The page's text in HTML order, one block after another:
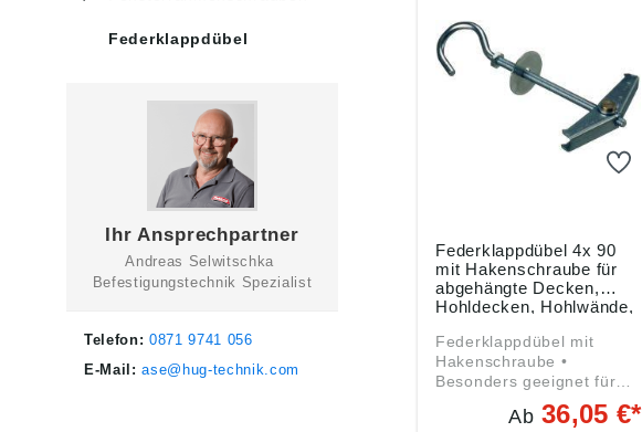
Federklappdübel
Ihr Ansprechpartner
Andreas Selwitschka
Befestigungstechnik Spezialist
Telefon: 0871 9741 056
E-Mail: ase@hug-technik.com
Federklappdübel 4x 90
mit Hakenschraube für
abgehängte Decken,
Hohldecken, Hohlwände,
Federklappdübel mit
Hakenschraube •
Besonders geeignet für
abgehängten Decken,
Ab36,05 €*